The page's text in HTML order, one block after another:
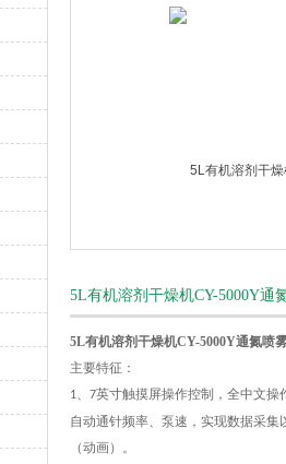
5L有机溶剂干燥机CY-5000Y通
5L有机溶剂干燥机CY-5000Y通氮喷
主要特征：
1、 7英寸触摸屏操作控制，全中文操
自动通针频率、泵速，实现数据采
（动画）。